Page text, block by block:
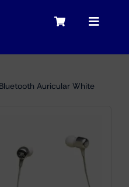
Toggle
Toggle
Auricular White